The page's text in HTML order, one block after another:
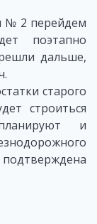
№ 2 перейдем
поэтапно
дальше,
старого
строиться
и